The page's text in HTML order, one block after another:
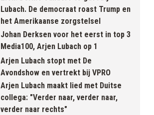
Lubach. De democraat roast Trump en
het Amerikaanse zorgstelsel
Johan Derksen voor het eerst in top 3
Media100, Arjen Lubach op 1
Arjen Lubach stopt met De
Avondshow en vertrekt bij VPRO
Arjen Lubach maakt lied met Duitse
collega: "Verder naar, verder naar,
verder naar rechts"